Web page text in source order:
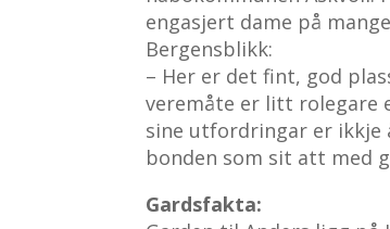
engasjert dame på
Bergensblikk:
– Her er det fint, god
veremåte er litt rolegare
sine utfordringar er
bonden som sit att med
Gardsfakta: